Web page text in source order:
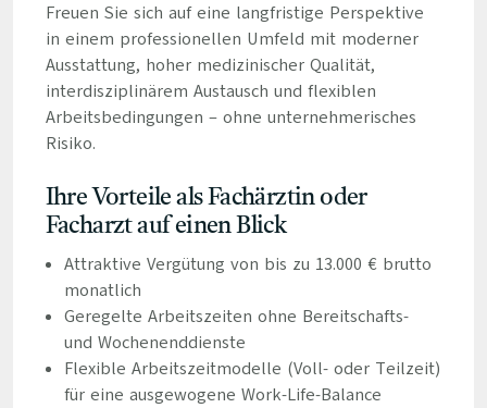
Freuen Sie sich auf eine langfristige Perspektive
in einem professionellen Umfeld mit moderner
Ausstattung, hoher medizinischer Qualität,
interdisziplinärem Austausch und flexiblen
Arbeitsbedingungen – ohne unternehmerisches
Risiko.
Ihre Vorteile als Fachärztin oder
Facharzt auf einen Blick
Attraktive Vergütung von bis zu 13.000 € brutto
monatlich
Geregelte Arbeitszeiten ohne Bereitschafts-
und Wochenenddienste
Flexible Arbeitszeitmodelle (Voll- oder Teilzeit)
für eine ausgewogene Work-Life-Balance